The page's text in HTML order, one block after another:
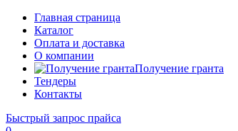
Главная страница
Каталог
Оплата и доставка
О компании
Получение гранта
Тендеры
Контакты
Быстрый запрос прайса